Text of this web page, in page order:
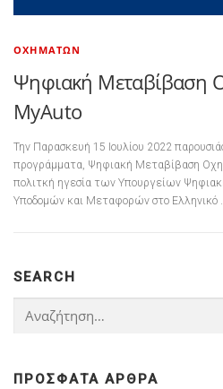
ΟΧΗΜΆΤΩΝ
Ψηφιακή Μεταβίβαση
MyAuto
Την Παρασκευή 15 Ιουλίου 2022
προγράμματα, Ψηφιακή Μεταβίβαση
πολιτκή ηγεσία των Υπουργείων
Υποδομών και Μεταφορών στο Ελληνικό
SEARCH
ΠΡΌΣΦΑΤΑ ΆΡΘΡΑ